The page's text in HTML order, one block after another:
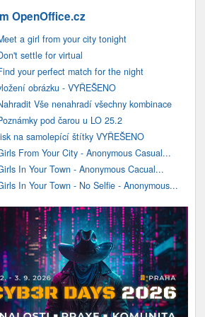
OpenOffice.cz
a girl from your city tonight
settle for virtual
your perfect match for the night
obrázku - VYŘEŠENO
Vše nenahradí všechny kombinace
pod čarou u LO 25.2
na samolepící štítky VYŘEŠENO
From Your City - Anonymous Casual...
In Your Town - Anonymous Cacual...
In Your Town - No Selfie - Anonymous...